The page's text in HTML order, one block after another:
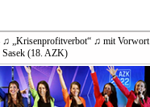
♫ „Krisenprofitverbot“ ♫ mit Vorwort
(18. AZK)